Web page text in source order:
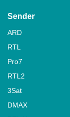
Sender
ARD
RTL
Pro7
RTL2
3Sat
DMAX